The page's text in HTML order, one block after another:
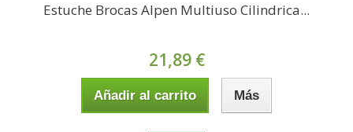
Estuche Brocas Alpen Multiuso Cilindrica...
21,89 €
Añadir al carrito Más